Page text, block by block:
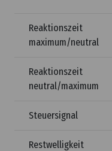
Reaktionszeit
maximum/neutral
Reaktionszeit
neutral/maximum
Steuersignal
Restwelligkeit